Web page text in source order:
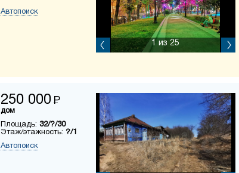
Автопоиск
1 из 25
250 000 Р
дом
Площадь: 32/?/30
Этаж/этажность: ?/1
Автопоиск